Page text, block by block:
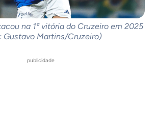
na 1ª vitória do Cruzeiro em 2025
Gustavo Martins/Cruzeiro)
publicidade